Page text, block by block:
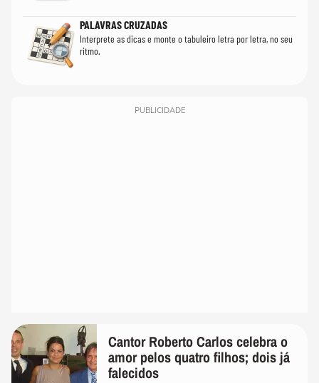
PALAVRAS CRUZADAS
Interprete as dicas e monte o tabuleiro letra por letra, no seu
ritmo.
PUBLICIDADE
Cantor Roberto Carlos celebra o
amor pelos quatro filhos; dois já
falecidos